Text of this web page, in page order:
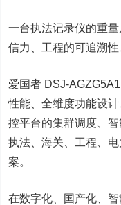
一台执法记录仪的重
信力、工程的可追溯性
爱国者 DSJ-
性能、全维度功能设
控平台的集群调度、
执法、海关、工程、
案。
在数字化、国产化、